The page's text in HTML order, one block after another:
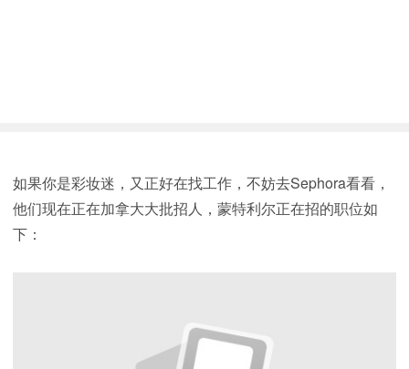
如果你是彩妆迷，又正好在找工作，不妨去Sephora看看，
他们现在正在加拿大大批招人，蒙特利尔正在招的职位如
下：